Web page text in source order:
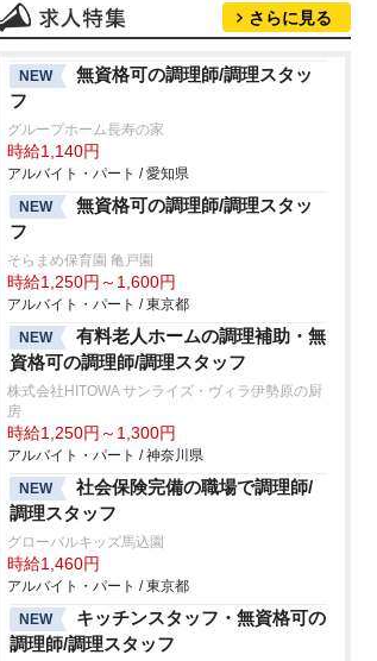
さらに見る
NEW
無資格可の調理師/調理スタッ
フ
グループホーム長寿の家
時給1,140円
アルバイト・パート / 愛知県
NEW
無資格可の調理師/調理スタッ
フ
そらまめ保育園 亀戸園
時給1,250円～1,600円
アルバイト・パート / 東京都
NEW
有料老人ホームの調理補助・無
資格可の調理師/調理スタッフ
株式会社HITOWA サンライズ・ヴィラ伊勢原の厨
房
時給1,250円～1,300円
アルバイト・パート / 神奈川県
NEW
社会保険完備の職場で調理師/
調理スタッフ
グローバルキッズ馬込園
時給1,460円
アルバイト・パート / 東京都
NEW
キッチンスタッフ・無資格可の
調理師/調理スタッフ